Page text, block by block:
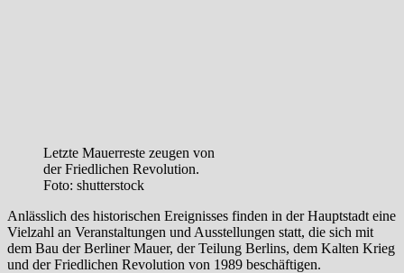
Letzte Mauerreste zeugen von
der Friedlichen Revolution.
Foto: shutterstock
Anlässlich des historischen Ereignisses finden in der Hauptstadt eine
Vielzahl an Veranstaltungen und Ausstellungen statt, die sich mit
dem Bau der Berliner Mauer, der Teilung Berlins, dem Kalten Krieg
und der Friedlichen Revolution von 1989 beschäftigen.